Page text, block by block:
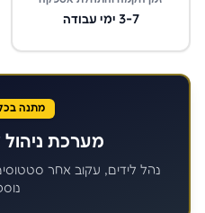
3-7 ימי עבודה
מתנה
מערכת ניהול
נהל לידים, עקוב אחר